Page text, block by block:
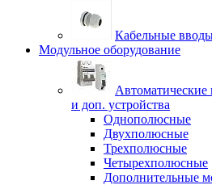
Кабельные
Модульное оборудование
и доп. устройства
Однополюсные
Двухполюсные
Трехполюсные
Четырехполюсные
Дополнительные